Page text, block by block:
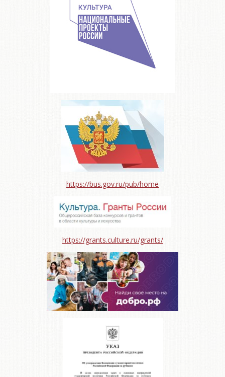
https://bus.gov.ru/pub/home
https://grants.culture.ru/grants/